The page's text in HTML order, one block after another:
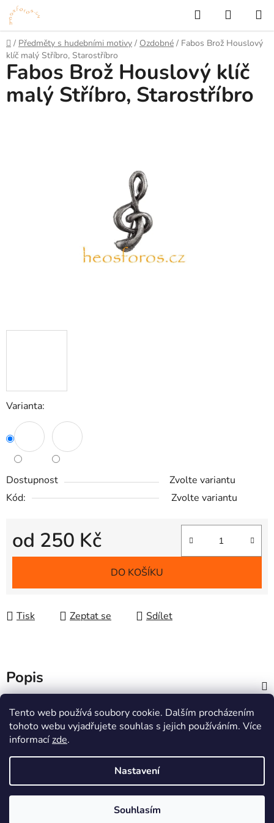
Tento web používá soubory cookie. Dalším procházením
tohoto webu vyjadřujete souhlas s jejich používáním. Více
informacízde.
Nastavení
Souhlasím
Přejít
na
obsah
Hledat
KOŠÍK
Domů
/ Předměty s hudebními motivy / Ozdobné / Fabos Brož Houslový
klíč malý Stříbro, Starostříbro
Varianta:
Dostupnost
Zvolte variantu
Kód:
Zvolte variantu
od 250 Kč
Měrná cena:
DO KOŠÍKU
Tisk Zeptat se Sdílet
Fabos Brož Houslový klíč
malý Stříbro, Starostříbro
Popis
Informace pro vás
Vytvořil Shoptet